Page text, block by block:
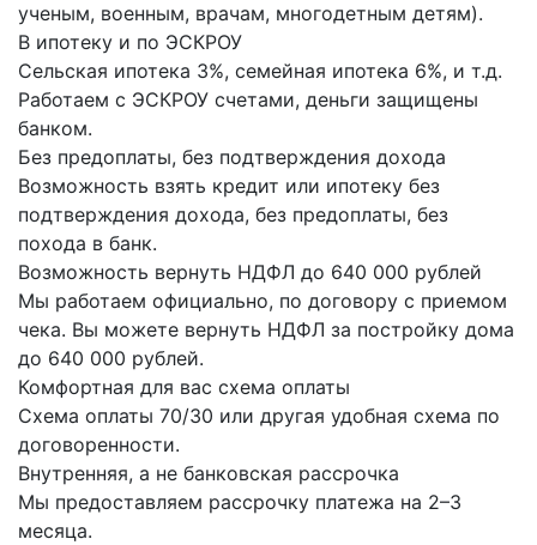
ученым, военным, врачам, многодетным детям).
В ипотеку и по ЭСКРОУ
Сельская ипотека 3%, семейная ипотека 6%, и т.д.
Работаем с ЭСКРОУ счетами, деньги защищены
банком.
Без предоплаты, без подтверждения дохода
Возможность взять кредит или ипотеку без
подтверждения дохода, без предоплаты, без
похода в банк.
Возможность вернуть НДФЛ до 640 000 рублей
Мы работаем официально, по договору с приемом
чека. Вы можете вернуть НДФЛ за постройку дома
до 640 000 рублей.
Комфортная для вас схема оплаты
Схема оплаты 70/30 или другая удобная схема по
договоренности.
Внутренняя, а не банковская рассрочка
Мы предоставляем рассрочку платежа на 2–3
месяца.